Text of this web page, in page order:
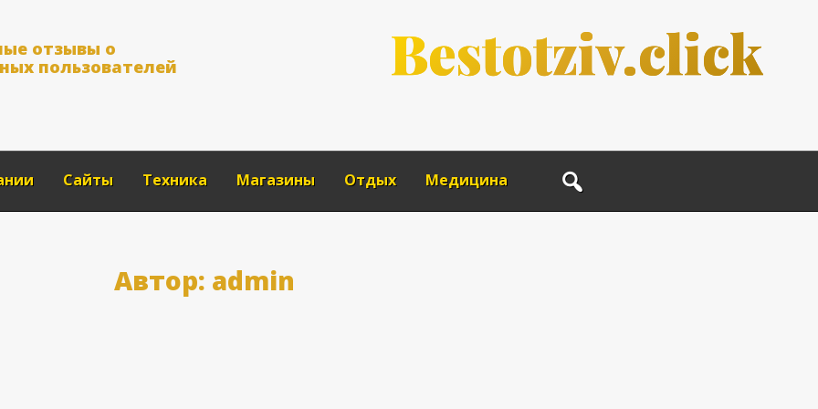
Bestotziv.click
ые отзывы о
ных пользователей
Сайты Техника Магазины Отдых Медицина
Автор: admin